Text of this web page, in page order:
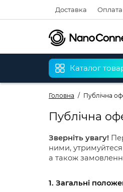
Доставка Оплата
Каталог
Головна Публічна
Публічна
Зверніть увагу!
ними,
а також
1. Загальні